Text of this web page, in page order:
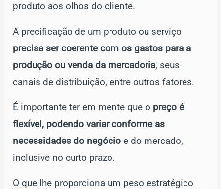
produto aos olhos do cliente.
A precificação de um produto ou serviço
precisa ser coerente com os gastos para a
produção ou venda da mercadoria, seus
canais de distribuição, entre outros fatores.
É importante ter em mente que o preço é
flexível, podendo variar conforme as
necessidades do negócio e do mercado,
inclusive no curto prazo.
O que lhe proporciona um peso estratégico